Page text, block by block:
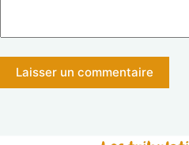
Laisser un commentaire